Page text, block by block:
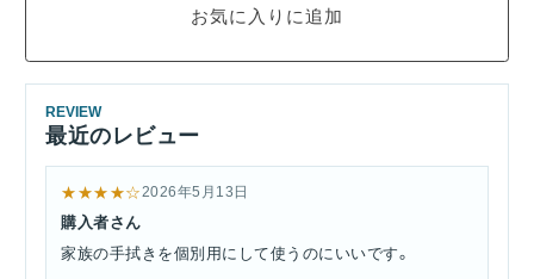
REVIEW
最近のレビュー
★★★★☆2026年5月13日
購入者さん
家族の手拭きを個別用にして使うのにいいです。